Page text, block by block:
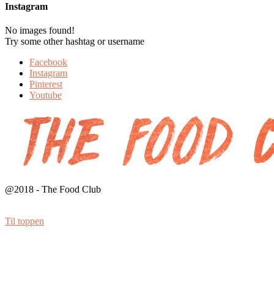
Instagram
No images found!
Try some other hashtag or username
Facebook
Instagram
Pinterest
Youtube
@2018 - The Food Club
Til toppen